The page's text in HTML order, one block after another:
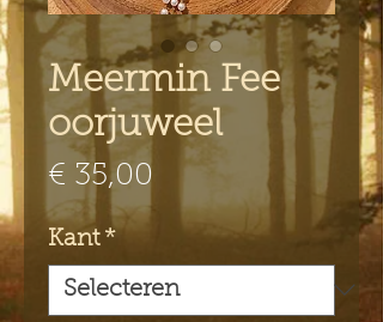
Meermin Fee
oorjuweel
€ 35,00 Prijs
Kant *